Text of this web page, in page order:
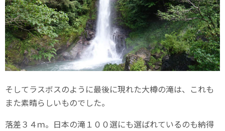
そしてラスボスのように最後に現れた大樽の滝は、これも
また素晴らしいものでした。
落差３４ｍ。日本の滝１００選にも選ばれているのも納得